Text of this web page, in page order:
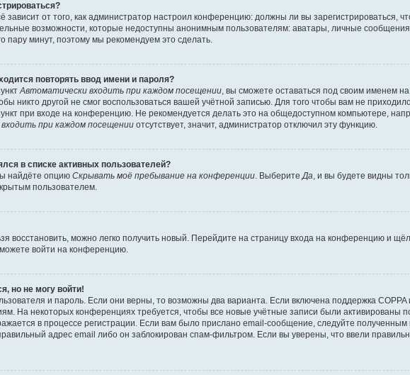
зависит от того, как администратор настроил конференцию: должны ли вы зарегистрироваться,
возможности, которые недоступны анонимным пользователям: аватары, личные
пару минут, поэтому мы рекомендуем это сделать.
повторять ввод имени и пароля?
Автоматически входить при каждом посещении, вы сможете оставаться под своим именем
никто другой не смог воспользоваться вашей учётной записью. Для того чтобы вам не
при входе на конференцию. Не рекомендуется делать это на общедоступном компьютере,
при каждом посещении отсутствует, значит, администратор отключил эту функцию.
в списке активных пользователей?
найдёте опцию Скрывать моё пребывание на конференции. ВыберитеДа, и вы будете видны
пользователем.
восстановить, можно легко получить новый. Перейдите на страницу входа на конференцию и
войти на конференцию.
но не могу войти!
и пароль. Если они верны, то возможны два варианта. Если включена поддержка
На некоторых конференциях требуется, чтобы все новые учётные записи были активированы
в процессе регистрации. Если вам было прислано email-сообщение, следуйте
адрес email либо он заблокирован спам-фильтром. Если вы уверены, что ввели